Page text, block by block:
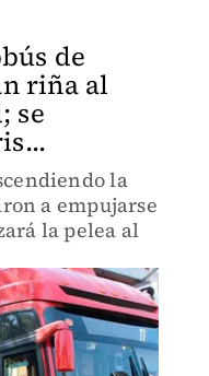
de
riña al
se
la
a empujarse
la pelea al